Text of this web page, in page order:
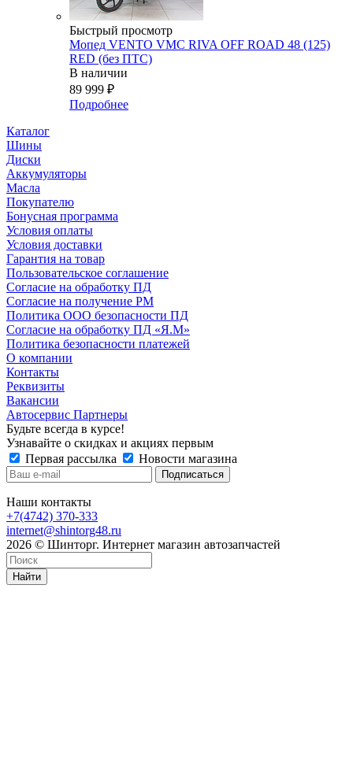
Быстрый просмотр
Мопед VENTO VMC RIVA OFF ROAD 48 (125)
RED (без ПТС)
В наличии
89 999 ₽
Подробнее
Каталог
Шины
Диски
Аккумуляторы
Масла
Покупателю
Бонусная программа
Условия оплаты
Условия доставки
Гарантия на товар
Пользовательское соглашение
Согласие на обработку ПД
Согласие на получение РМ
Политика ООО безопасности ПД
Согласие на обработку ПД «Я.М»
Политика безопасности платежей
О компании
Контакты
Реквизиты
Вакансии
Автосервис Партнеры
Будьте всегда в курсе!
Узнавайте о скидках и акциях первым
Первая рассылка
Новости магазина
Наши контакты
+7(4742) 370-333
internet@shintorg48.ru
2026 © Шинторг. Интернет магазин автозапчастей
Найти